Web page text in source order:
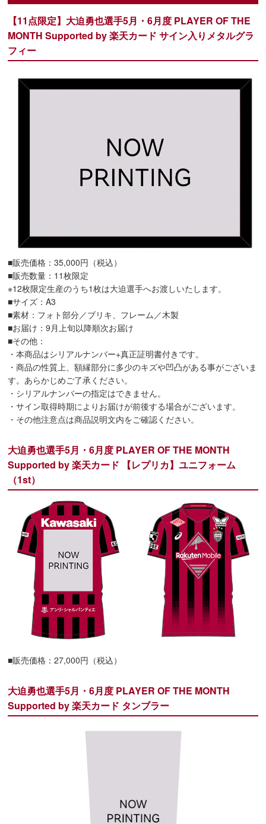
【11点限定】大迫勇也選手5月・6月度 PLAYER OF THE
MONTH Supported by 楽天カード サイン入りメタルグラ
フィー
■販売価格：35,000円（税込）
■販売数量：11枚限定
※12枚限定生産のうち1枚は大迫選手へお渡しいたします。
■サイズ：A3
■素材：フォト部分／ブリキ、フレーム／木製
■お届け：9月上旬以降順次お届け
■その他：
・本商品はシリアルナンバー+真正証明書付きです。
・商品の性質上、額縁部分に多少のキズや凹凸がある事がございま
す。あらかじめご了承ください。
・シリアルナンバーの指定はできません。
・サイン取得時期によりお届けが前後する場合がございます。
・その他注意点は商品説明文内をご確認ください。
大迫勇也選手5月・6月度 PLAYER OF THE MONTH
Supported by 楽天カード 【レプリカ】ユニフォーム
（1st）
■販売価格：27,000円（税込）
大迫勇也選手5月・6月度 PLAYER OF THE MONTH
Supported by 楽天カード タンブラー